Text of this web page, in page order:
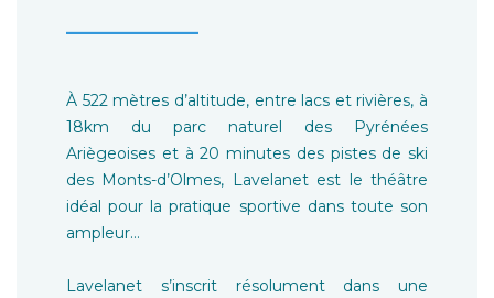
__________
À 522 mètres d’altitude, entre lacs et rivières, à
18km du parc naturel des Pyrénées
Ariègeoises et à 20 minutes des pistes de ski
des Monts-d’Olmes, Lavelanet est le théâtre
idéal pour la pratique sportive dans toute son
ampleur…
Lavelanet s’inscrit résolument dans une